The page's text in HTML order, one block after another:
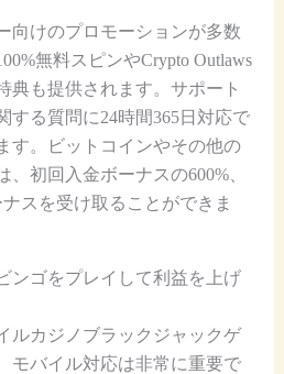
向けのプロモーションが多数
無料スピンやCrypto Outlaws
典も提供されます。サポート
する質問に24時間365日対応で
す。ビットコインやその他の
初回入金ボーナスの600%、
スを受け取ることができま
ンゴをプレイして利益を上げ
ルカジノブラックジャックゲ
モバイル対応は非常に重要で